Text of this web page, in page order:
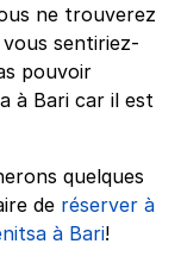
ne trouverez
sentiriez-
pouvoir
à Bari car il est
quelques
de réserver à
à Bari!